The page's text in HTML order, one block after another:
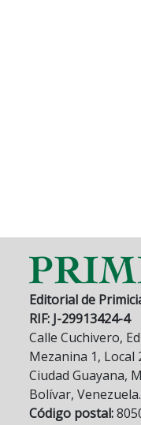
Editorial de
RIF: J-29913424-4
Calle Cuchivero,
Mezanina 1, Local
Ciudad Guayana,
Bolívar, Venezuela.
Código postal: